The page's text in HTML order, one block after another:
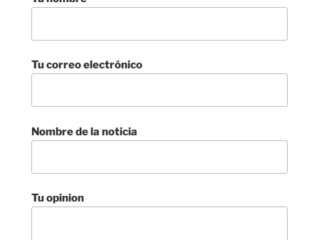
Tu correo electrónico
Nombre de la noticia
Tu opinion